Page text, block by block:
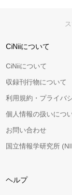
CiNiiについて
CiNiiについて
収録刊行物について
利用規約・プライバ
個人情報の扱いにつ
お問い合わせ
国立情報学研究所
ヘルプ